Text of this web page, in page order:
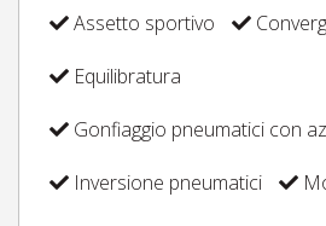
Assetto sportivo
Equilibratura
Gonfiaggio pneumatici con
Inversione pneumatici